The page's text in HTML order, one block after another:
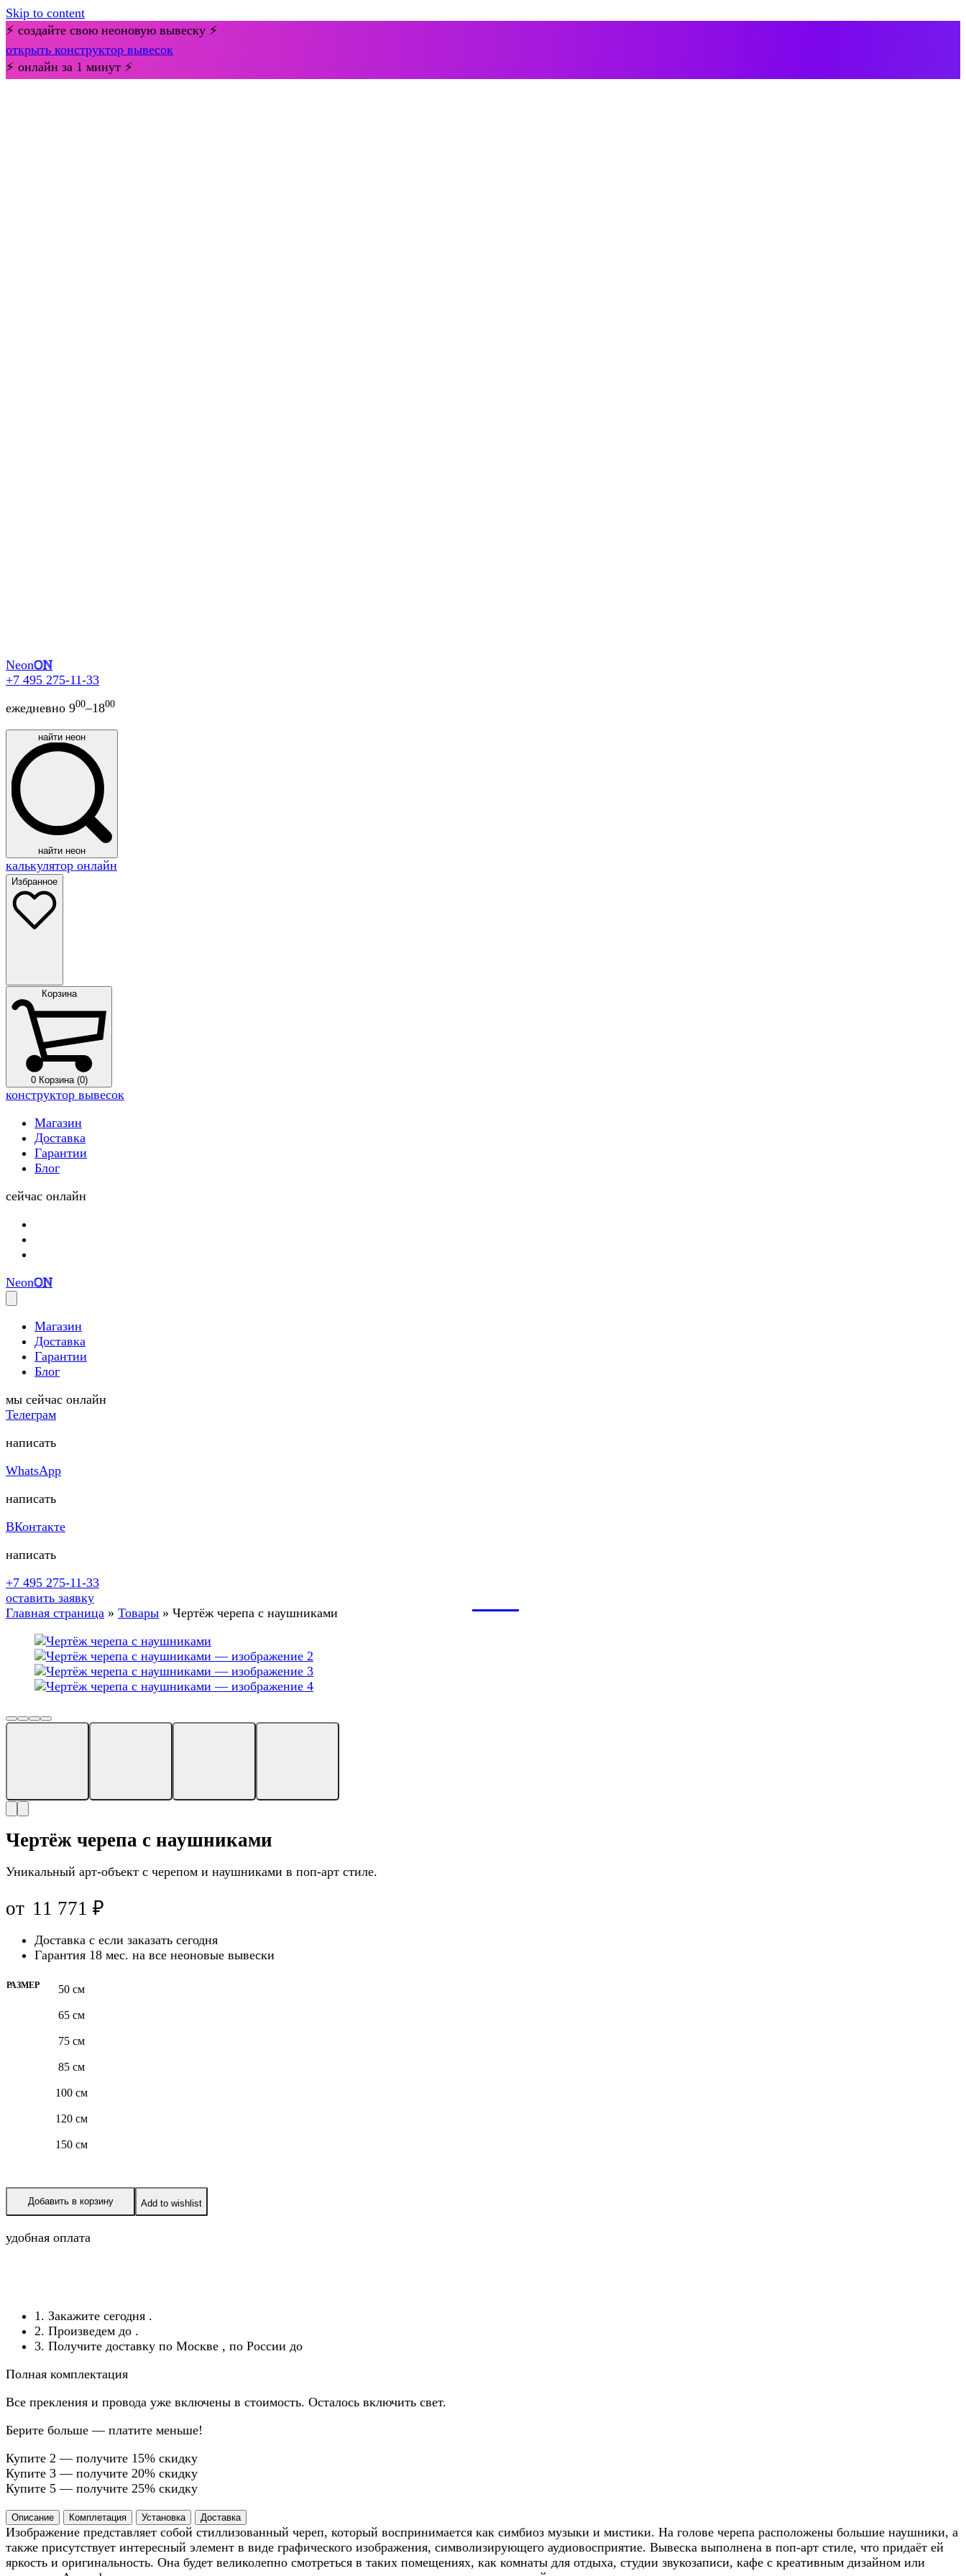
Skip to content
⚡ создайте свою неоновую вывеску ⚡
открыть конструктор вывесок
⚡ онлайн за 1 минут ⚡
NeonON
+7 495 275-11-33
ежедневно 900–1800
найти неон
найти неон
калькулятор онлайн
Избранное
Корзина
0 Корзина (0)
конструктор вывесок
Магазин
Доставка
Гарантии
Блог
сейчас онлайн
NeonON
Магазин
Доставка
Гарантии
Блог
мы сейчас онлайн
Телеграм
написать
WhatsApp
написать
ВКонтакте
написать
+7 495 275-11-33
оставить заявку
Главная страница » Товары » Чертёж черепа с наушниками
Чертёж черепа с наушниками
Уникальный арт-объект с черепом и наушниками в поп-арт стиле.
от 11 771 ₽
Доставка с если заказать сегодня
Гарантия 18 мес. на все неоновые вывески
РАЗМЕР 50 см
65 см
75 см
85 см
100 см
120 см
150 см
Добавить в корзину Add to wishlist
удобная оплата
1. Закажите сегодня .
2. Произведем до .
3. Получите доставку по Москве , по России до
Полная комплектация
Все прекления и провода уже включены в стоимость. Осталось включить свет.
Берите больше — платите меньше!
Купите 2 — получите 15% скидку
Купите 3 — получите 20% скидку
Купите 5 — получите 25% скидку
Описание Комплетация Установка Доставка
Изображение представляет собой стиллизованный череп, который воспринимается как симбиоз музыки и мистики. На голове черепа расположены большие наушники, а
также присутствует интересный элемент в виде графического изображения, символизирующего аудиовосприятие. Вывеска выполнена в поп-арт стиле, что придаёт ей
яркость и оригинальность. Она будет великолепно смотреться в таких помещениях, как комнаты для отдыха, студии звукозаписи, кафе с креативным дизайном или